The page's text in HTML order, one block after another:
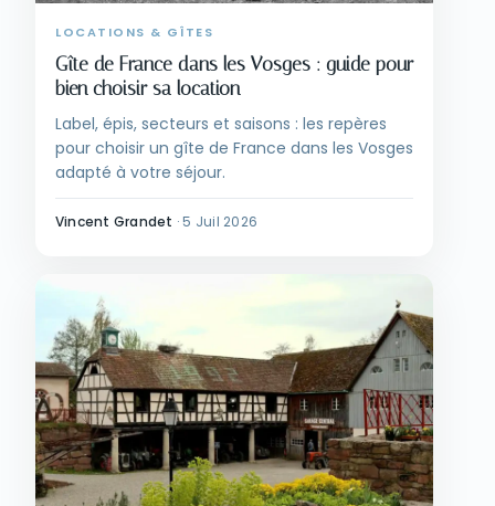
LOCATIONS & GÎTES
Gîte de France dans les Vosges : guide pour
bien choisir sa location
Label, épis, secteurs et saisons : les repères
pour choisir un gîte de France dans les Vosges
adapté à votre séjour.
Vincent Grandet ·5 Juil 2026